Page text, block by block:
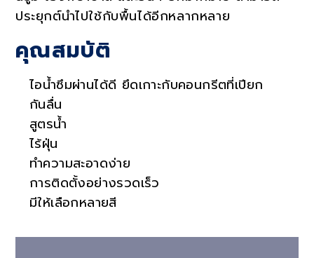
ประยุกต์นำไปใช้กับพื้นได้อีกหลากหลาย
คุณสมบัติ
ไอน้ำซึมผ่านได้ดี ยึดเกาะกับคอนกรีตที่เปียก
กันลื่น
สูตรน้ำ
ไร้ฝุ่น
ทำความสะอาดง่าย
การติดตั้งอย่างรวดเร็ว
มีให้เลือกหลายสี